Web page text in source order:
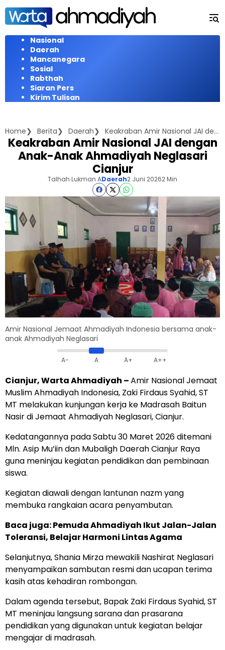
Langsung
konten
Nasional
Daerah
Mancanegara
Sosial
Rabthah
Siaran Pers
Kirim Tulisan
Home Berita Daerah Keakraban Amir Nasional JAI dengan Anak-Anak Ahmadiyah Neglasari Cianjur
Keakraban Amir Nasional JAI dengan
Anak-Anak Ahmadiyah Neglasari
Cianjur
Talhah Lukman ADaerah2 Juni 20262 Min
Amir Nasional Jemaat Ahmadiyah Indonesia bersama anak-
anak Ahmadiyah Neglasari
A- A A+ A++
Cianjur, Warta Ahmadiyah –Amir Nasional Jemaat
Muslim Ahmadiyah Indonesia, Zaki Firdaus Syahid, ST
MT melakukan kunjungan kerja ke Madrasah Baitun
Nasir di Jemaat Ahmadiyah Neglasari, Cianjur.
Kedatangannya pada Sabtu 30 Maret 2026 ditemani
Mln. Asip Mu’iin dan Mubaligh Daerah Cianjur Raya
guna meninjau kegiatan pendidikan dan pembinaan
siswa.
Kegiatan diawali dengan lantunan nazm yang
membuka rangkaian acara penyambutan.
Baca juga: Pemuda Ahmadiyah Ikut Jalan-Jalan
Toleransi, Belajar Harmoni Lintas Agama
Selanjutnya, Shania Mirza mewakili Nashirat Neglasari
menyampaikan sambutan resmi dan ucapan terima
kasih atas kehadiran rombongan.
Dalam agenda tersebut, Bapak Zaki Firdaus Syahid, ST
MT meninjau langsung sarana dan prasarana
pendidikan yang digunakan untuk kegiatan belajar
mengajar di madrasah.